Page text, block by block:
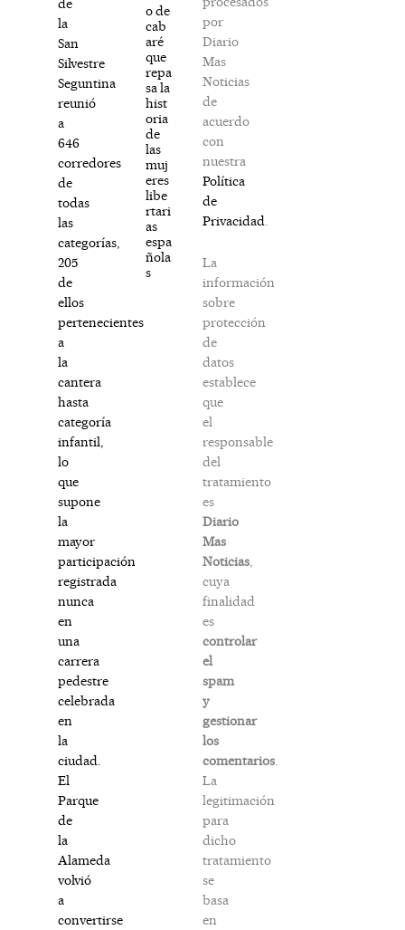
de
la
San
Silvestre
Seguntina
reunió
a
646
corredores
de
todas
las
categorías,
205
de
ellos
pertenecientes
a
la
cantera
hasta
categoría
infantil,
lo
que
supone
la
mayor
participación
registrada
nunca
en
una
carrera
pedestre
celebrada
en
la
ciudad.
El
Parque
de
la
Alameda
volvió
a
convertirse
o de
cab
aré
que
repa
sa la
hist
oria
de
las
muj
eres
libe
rtari
as
espa
ñola
s
por
Diario
Mas
Noticias
de
acuerdo
con
nuestra
Política
de
Privacidad
La
información
sobre
protección
de
datos
establece
que
el
responsable
del
tratamiento
es
Diario
Mas
Noticias,
cuya
finalidad
es
controlar
el
spam
y
gestionar
los
comentarios.
La
legitimación
para
dicho
tratamiento
se
basa
en